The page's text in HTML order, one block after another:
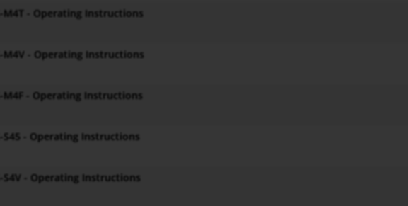
M4T - Operating Instructions
M4V - Operating Instructions
M4F - Operating Instructions
S45 - Operating Instructions
S4V - Operating Instructions